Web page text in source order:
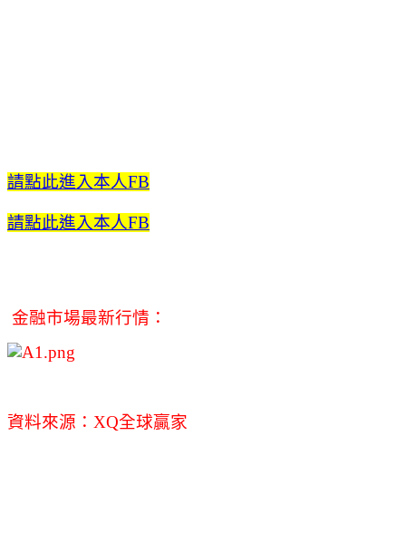
請點此進入本人FB
請點此進入本人FB
金融市場最新行情：
資料來源：XQ全球贏家